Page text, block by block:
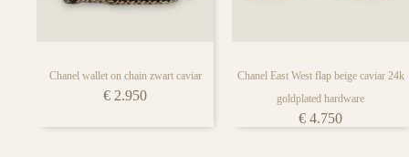
Chanel wallet on chain zwart caviar
€ 2.950
Chanel East West flap beige caviar 24k
goldplated hardware
€ 4.750